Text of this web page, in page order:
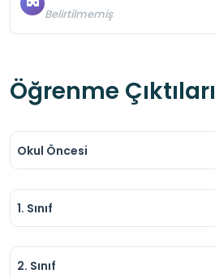
Belirtilmemiş
Öğrenme Çıktıları
Okul Öncesi
1. Sınıf
2. Sınıf